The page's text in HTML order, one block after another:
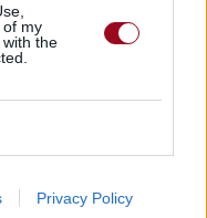
of my
the
Privacy Policy
sur
trouver le CD sur
ou une partition au
Vidéos